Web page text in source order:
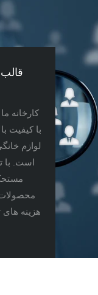
با کیفیت
لوازم
است. با
هزینه های